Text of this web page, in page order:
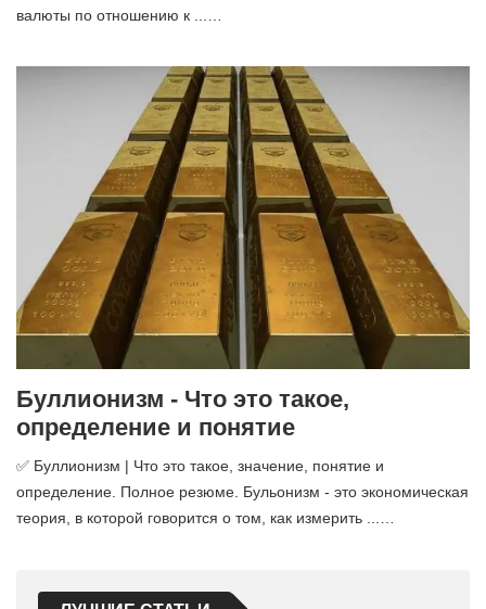
валюты по отношению к ...…
Буллионизм - Что это такое,
определение и понятие
✅ Буллионизм | Что это такое, значение, понятие и
определение. Полное резюме. Бульонизм - это экономическая
теория, в которой говорится о том, как измерить ...…